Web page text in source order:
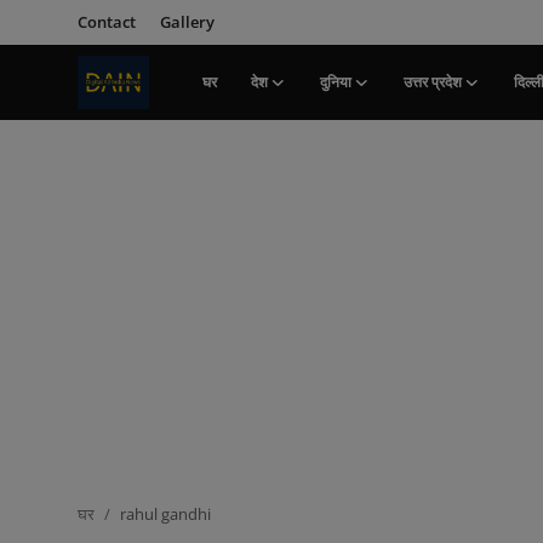
Contact Gallery
घर देश दुनिया उत्तर प्रदेश दिल्ली
घर rahul gandhi